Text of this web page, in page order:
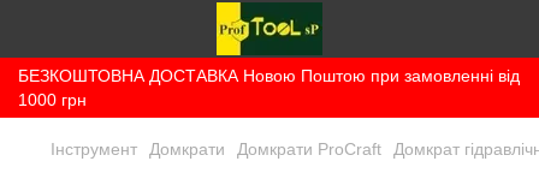
БЕЗКОШТОВНА ДОСТАВКА Новою Поштою при замовленні від
1000 грн
Інструмент Домкрати Домкрати ProCraft Домкрат